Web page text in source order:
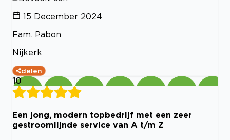
15 December 2024
Fam. Pabon
Nijkerk
delen
10
Een jong, modern topbedrijf met een zeer
gestroomlijnde service van A t/m Z